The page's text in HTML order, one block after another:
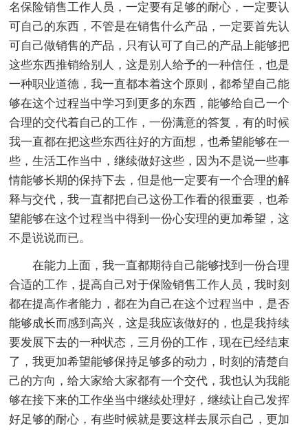
名保险销售工作人员，一定要有足够的耐心，一定要认
可自己的东西，不管是在销售什么产品，一定要首先认
可自己做销售的产品，只有认可了自己的产品上能够把
这些东西推销给别人，这是别人给予的一种信任，也是
一种职业道德，我一直都本着这个原则，都希望自己能
够在这个过程当中学习到更多的东西，能够给自己一个
合理的交代着自己的工作，一份满意的答复，有的时候
我一直都在把这些东西往好的方面想，也希望能够在一
些，生活工作当中，继续做好这些，因为不是说一些事
情能够长期的保持下去，但是他一定要有一个合理的解
释与交代，我一直都把自己这份工作看的很重要，也希
望能够在这个过程当中得到一份心安理的更加希望，这
不是说说而已。
在能力上面，我一直都期待自己能够找到一份合理
合适的工作，提高自己对于保险销售工作人员，我时刻
都在提高作者能力，都在为自己在这个过程当中，是否
能够成长而感到高兴，这是我应该做好的，也是我持续
要发展下去的一种状态，三月份的工作，现在已经结束
了，我更加希望能够保持足够多的动力，时刻的清楚自
己的方向，给大家给大家都有一个交代，我也认为我能
够在接下来的工作坐当中继续处理好，继续让自己发挥
好足够的耐心，有些时候就是要这样去展示自己，更加